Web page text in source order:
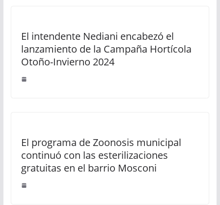
El intendente Nediani encabezó el
lanzamiento de la Campaña Hortícola
Otoño-Invierno 2024
El programa de Zoonosis municipal
continuó con las esterilizaciones
gratuitas en el barrio Mosconi